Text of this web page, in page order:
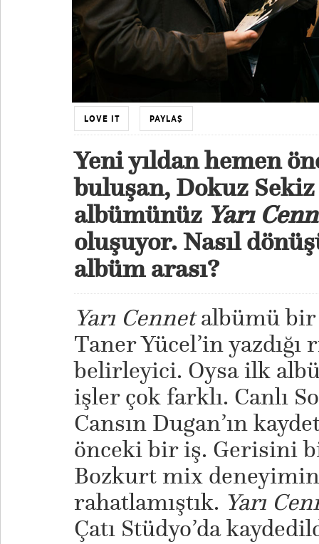
LOVE IT PAYLAŞ
Yeni yıldan hemen
buluşan, Dokuz
albümünüz Yarı
oluşuyor. Nasıl
albüm arası?
Yarı Cennetalbümü bir
Taner Yücel’in
belirleyici. Oysa ilk
işler çok farklı. Canlı
Cansın Dugan’ın
önceki bir iş. Gerisini
Bozkurt mix
rahatlamıştık. Yarı
Çatı Stüdyo’da